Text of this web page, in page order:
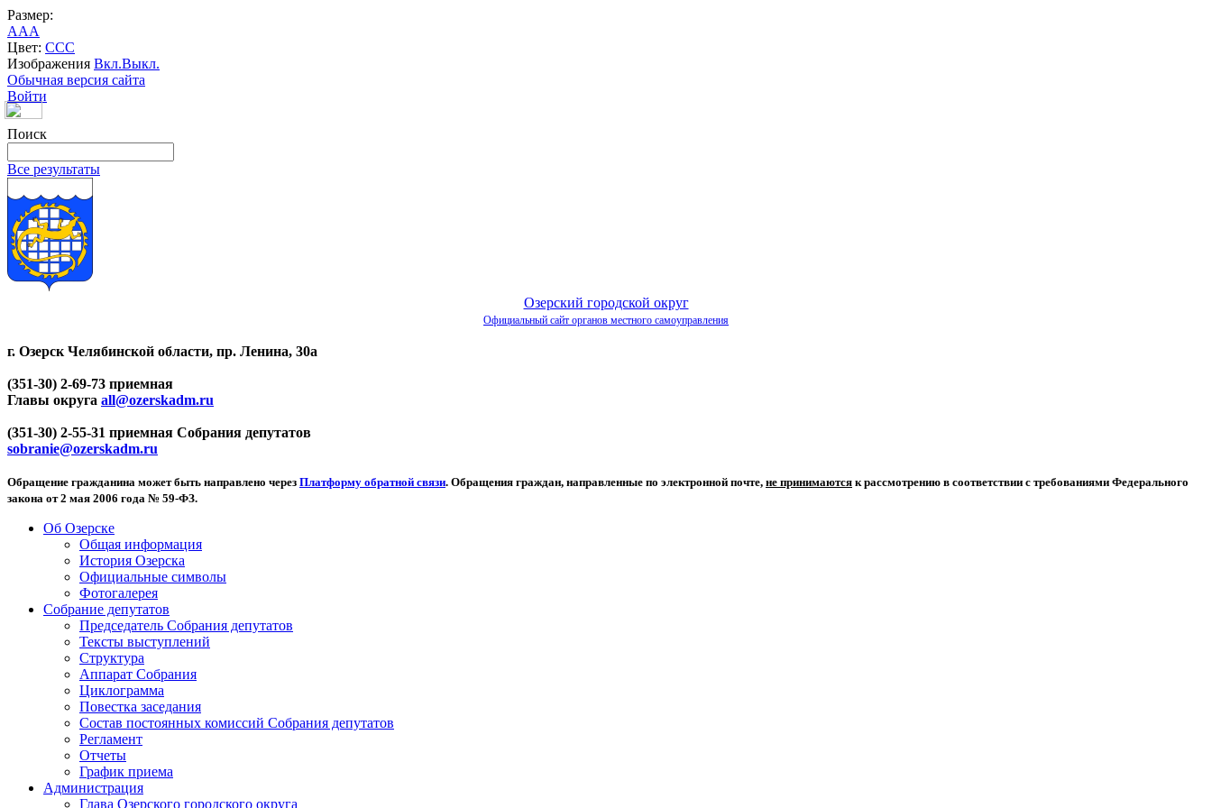
Размер:
AAA
Цвет: CCC
Изображения Вкл.Выкл.
Обычная версия сайта
Войти
Поиск
Все результаты
Озерский городской округ
Официальный сайт органов местного самоуправления
г. Озерск Челябинской области, пр. Ленина, 30а
(351-30) 2-69-73 приемная
Главы округа all@ozerskadm.ru
(351-30) 2-55-31 приемная Собрания депутатов
sobranie@ozerskadm.ru
Обращение гражданина может быть направлено через Платформу обратной связи. Обращения граждан, направленные по электронной почте, не принимаются к рассмотрению в соответствии с требованиями Федерального
закона от 2 мая 2006 года № 59-ФЗ.
Об Озерске
Общая информация
История Озерска
Официальные символы
Фотогалерея
Собрание депутатов
Председатель Собрания депутатов
Тексты выступлений
Структура
Аппарат Собрания
Циклограмма
Повестка заседания
Состав постоянных комиссий Собрания депутатов
Регламент
Отчеты
График приема
Администрация
Глава Озерского городского округа